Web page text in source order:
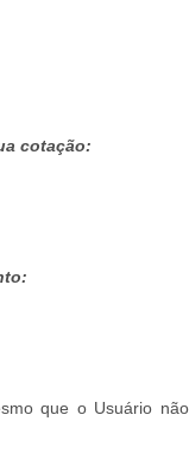
cotação:
que o Usuário não